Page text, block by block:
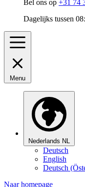
Bel ons op +31 74
Dagelijks tussen
Menu
Nederlands NL
Deutsch
English
Deutsch
Naar homepage